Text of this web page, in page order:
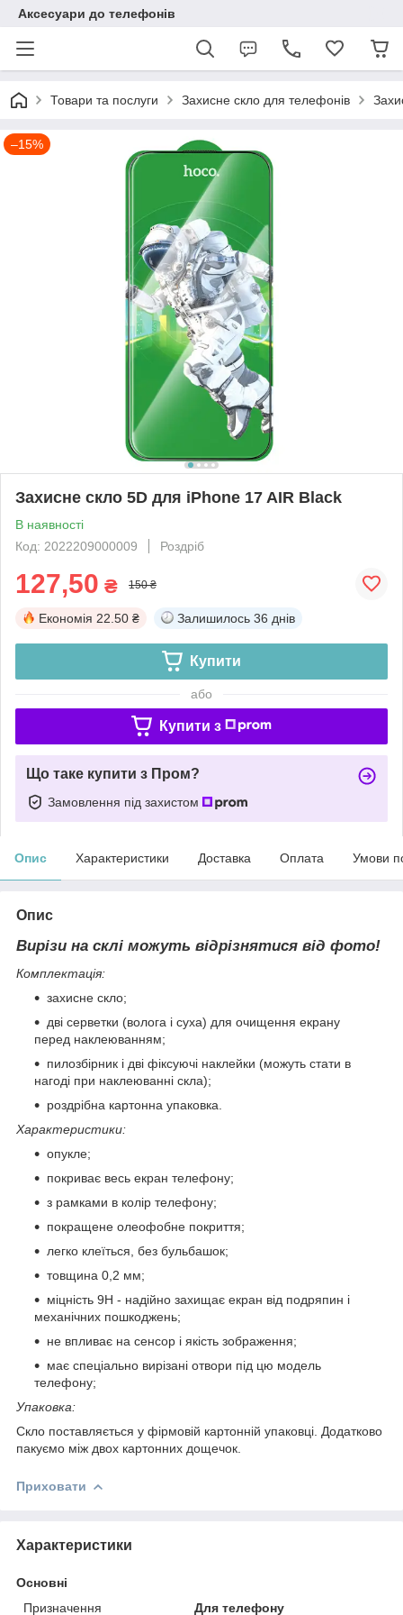
Аксесуари до телефонів
Товари та послуги Захисне скло для телефонів
–15%
Захисне скло 5D для iPhone 17 AIR Black
В наявності
Код: 2022209000009
Роздріб
127,50 ₴ 150 ₴
Економія 22.50 ₴ Залишилось 36 днів
Купити
або
Купити з
Що таке купити з Пром?
Замовлення під захистом
Опис Характеристики Доставка Оплата Умови
Опис
Вирізи на склі можуть відрізнятися від фото!
Комплектація:
захисне скло;
дві серветки (волога і суха) для очищення екрану
перед наклеюванням;
пилозбірник і дві фіксуючі наклейки (можуть стати в
нагоді при наклеюванні скла);
роздрібна картонна упаковка.
Характеристики:
опукле;
покриває весь екран телефону;
з рамками в колір телефону;
покращене олеофобне покриття;
легко клеїться, без бульбашок;
товщина 0,2 мм;
міцність 9Н - надійно захищає екран від подряпин і
механічних пошкоджень;
не впливає на сенсор і якість зображення;
має спеціально вирізані отвори під цю модель
телефону;
Упаковка:
Скло поставляється у фірмовій картонній упаковці. Додатково
пакуємо між двох картонних дощечок.
Приховати
Характеристики
Основні
Призначення
Для телефону